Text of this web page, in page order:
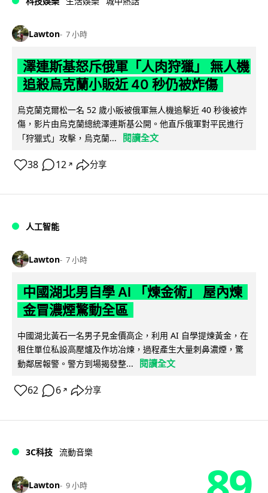
Lawton 7 小時
澤連斯基怒斥俄軍「人肉狩獵」 無人機
追殺烏克蘭小販近 40 秒仍被炸傷
烏克蘭克爾松一名 52 歲小販被俄軍無人機追擊近 40 秒後被炸
傷，影片由烏克蘭總統澤連斯基公開。他直斥俄軍對平民進行
「狩獵式」攻擊，烏克蘭...
閱讀全文
38 12 ↗ 分享
人工智能
Lawton 7 小時
中國湖北男自學 AI 「煉金術」 屋內煉
金冒濃煙驚動全區
中國湖北黃石一名男子見金價高企，利用 AI 自學提煉黃金，在
租住單位私設高壓爐及作坊冶煉，過程產生大量刺鼻濃煙，驚
動鄰居報警。警方到場揭發整...
閱讀全文
62 6 ↗ 分享
3C科技 流動音樂
Lawton 9 小時